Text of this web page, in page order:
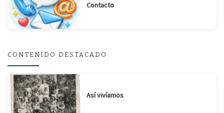
Contacto
CONTENIDO DESTACADO
Así vivíamos
Suscribirse